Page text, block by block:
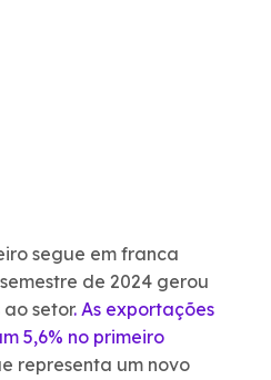
segue em franca
de 2024 gerou
setor. As exportações
5,6% no primeiro
representa um novo